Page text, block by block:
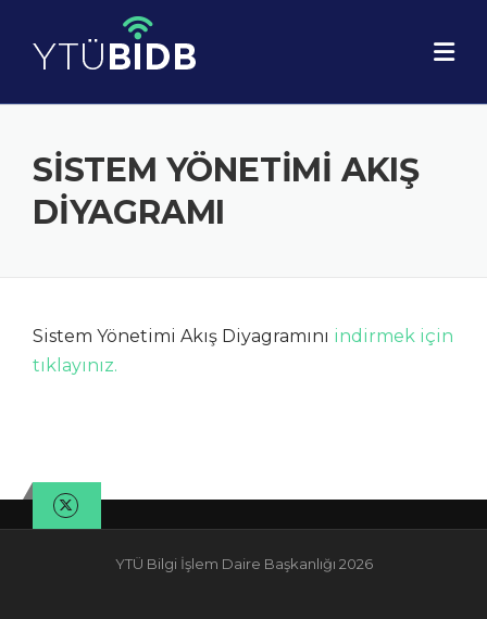
content
SISTEM YÖNETIMI AKIŞ
DIYAGRAMI
Sistem Yönetimi Akış Diyagramını indirmek için
tıklayınız.
YTÜ Bilgi İşlem Daire Başkanlığı 2026